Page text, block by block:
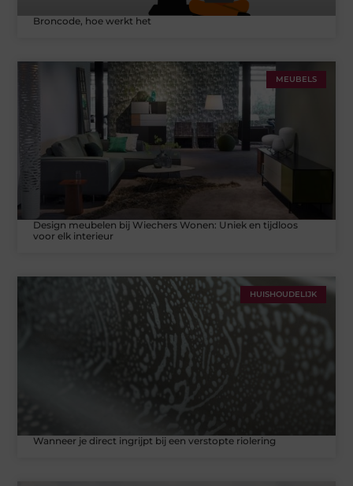
Broncode, hoe werkt het
MEUBELS
Design meubelen bij Wiechers Wonen: Uniek en tijdloos
voor elk interieur
HUISHOUDELIJK
Wanneer je direct ingrijpt bij een verstopte riolering